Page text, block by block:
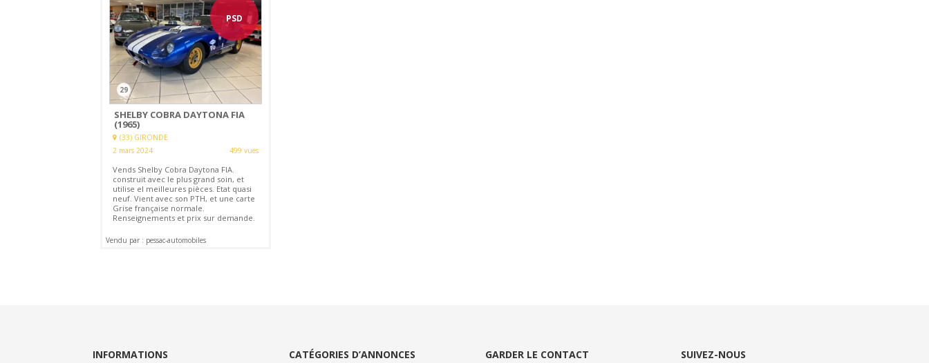
PSD
29
SHELBY COBRA DAYTONA FIA
(1965)
(33) GIRONDE
2 mars 2024
499 vues
Vends Shelby Cobra Daytona FIA.
construit avec le plus grand soin, et
utilise el meilleures pièces. Etat quasi
neuf. Vient avec son PTH, et une carte
Grise française normale.
Renseignements et prix sur demande.
Vendu par : pessac-automobiles
INFORMATIONS CATÉGORIES D’ANNONCES GARDER LE CONTACT SUIVEZ-NOUS